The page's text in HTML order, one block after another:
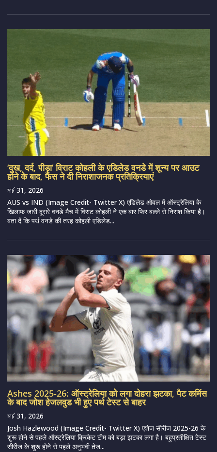
‘दुख, दर्द, पीड़ा’ विराट कोहली के एडिलेड वनडे में शून्य पर आउट
होने के बाद, फैंस ने दी निराशाजनक प्रतिक्रियाएं
মার্চ 31, 2026
AUS vs IND (Image Credit- Twitter X) एडिलेड ओवल में ऑस्ट्रेलिया के
खिलाफ जारी दूसरे वनडे मैच में विराट कोहली ने एक बार फिर बल्ले से निराश किया है।
बता दें कि पर्थ वनडे की तरह कोहली एडिलेड...
Ashes 2025-26: ऑस्ट्रेलिया को लगा दोहरा झटका, पैट कमिंस
के बाद जोश हेजलवुड भी हुए पर्थ टेस्ट से बाहर
মার্চ 31, 2026
Josh Hazlewood (Image Credit- Twitter X) एशेज सीरीज 2025-26 के
शुरू होने से पहले ऑस्ट्रेलिया क्रिकेट टीम को बड़ा झटका लगा है। बहुप्रतीक्षित टेस्ट
सीरीज के शुरू होने से पहले अनुभवी तेज...